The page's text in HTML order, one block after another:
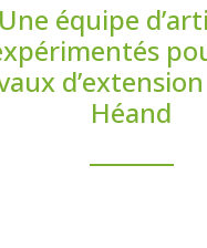
Une équipe
Héand